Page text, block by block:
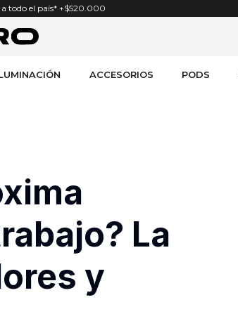
todo el país* +$520.000
70W
Fly
Jet
DE ESCRITORIO LED
DE MONITOR LED
ACCESORIOS
Soporte para laptops
Mat de Ecocuero + Corcho
Brazo de monitor simple
PODS
La
y